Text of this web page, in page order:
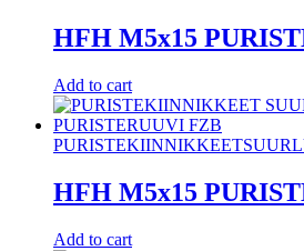
HFH M5x15
Add to cart
PURISTEKIINNIKKEET
HFH M5x15
Add to cart